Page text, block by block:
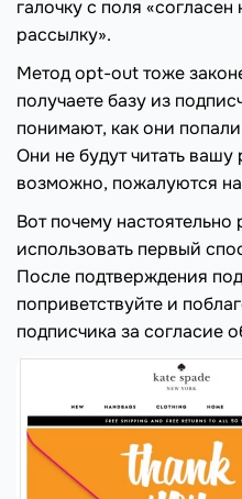
галочку с поля
рассылку».
Метод opt-out тоже
получаете базу из
понимают, как они
Они не будут читать
возможно, пожалуются на
Вот почему
использовать первый
После подтверждения
поприветствуйте и
подписчика за согласие